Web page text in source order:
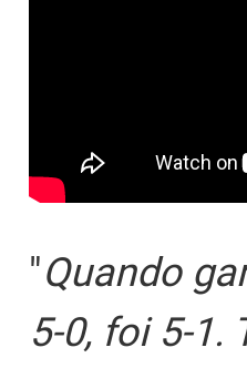
"Quando
5-0, foi 5-1.